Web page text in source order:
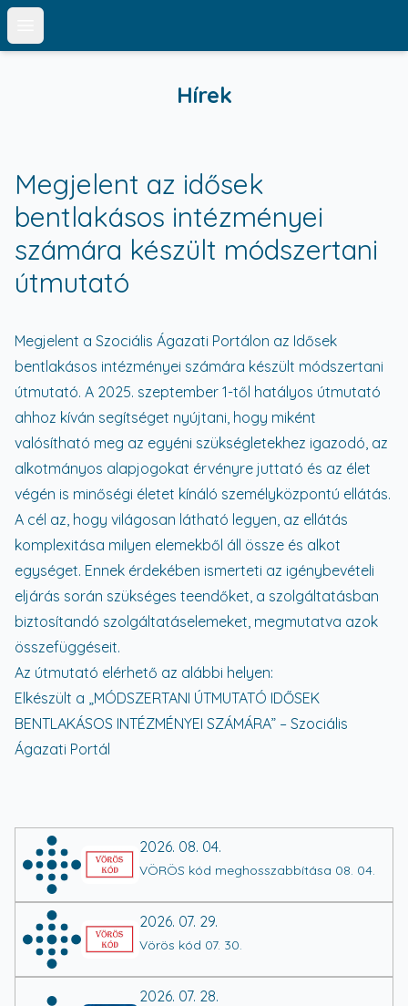
Open main menu
Hírek
2026. 08. 04.
VÖRÖS kód meghosszabbítása 08. 04.
2026. 07. 29.
Vörös kód 07. 30.
2026. 07. 28.
Megjelent az idősek
bentlakásos intézményei
számára készült módszertani
útmutató
Megjelent a Szociális Ágazati Portálon az Idősek
bentlakásos intézményei számára készült módszertani
útmutató. A 2025. szeptember 1-től hatályos útmutató
ahhoz kíván segítséget nyújtani, hogy miként
valósítható meg az egyéni szükségletekhez igazodó, az
alkotmányos alapjogokat érvényre juttató és az élet
végén is minőségi életet kínáló személyközpontú ellátás.
A cél az, hogy világosan látható legyen, az ellátás
komplexitása milyen elemekből áll össze és alkot
egységet. Ennek érdekében ismerteti az igénybevételi
eljárás során szükséges teendőket, a szolgáltatásban
biztosítandó szolgáltatáselemeket, megmutatva azok
összefüggéseit.
Az útmutató elérhető az alábbi helyen:
Elkészült a „MÓDSZERTANI ÚTMUTATÓ IDŐSEK
BENTLAKÁSOS INTÉZMÉNYEI SZÁMÁRA” – Szociális
Ágazati Portál